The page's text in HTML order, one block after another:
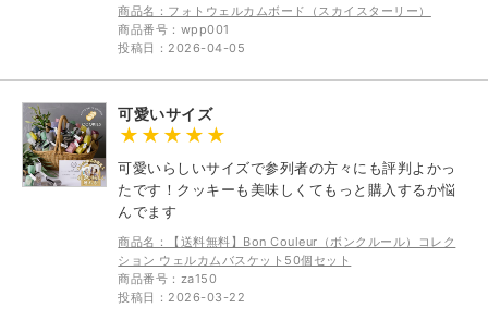
商品名：フォトウェルカムボード（スカイスターリー）
商品番号：wpp001
投稿日：2026-04-05
可愛いサイズ
可愛いらしいサイズで参列者の方々にも評判よかっ
たです！クッキーも美味しくてもっと購入するか悩
んでます
商品名：【送料無料】Bon Couleur（ボンクルール）コレク
ション ウェルカムバスケット50個セット
商品番号：za150
投稿日：2026-03-22